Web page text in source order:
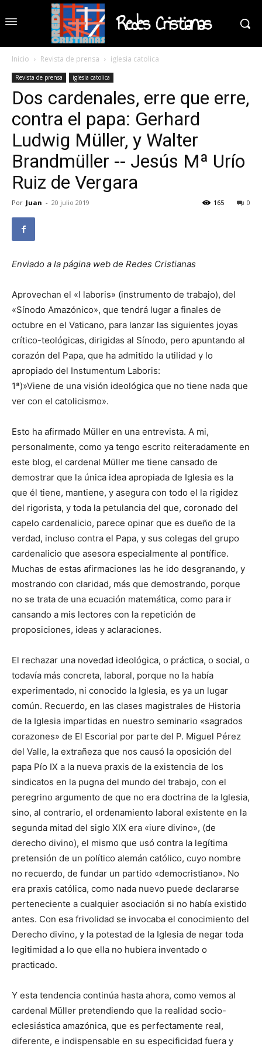
Redes Cristianas
Inicio Revista de prensa iglesia catolica
Revista de prensa iglesia catolica
Dos cardenales, erre que erre,
contra el papa: Gerhard
Ludwig Müller, y Walter
Brandmüller -- Jesús Mª Urío
Ruiz de Vergara
Por Juan - 20 julio 2019 0
165
Enviado a la página web de Redes Cristianas
Aprovechan el «I laboris» (instrumento de trabajo), del
«Sínodo Amazónico», que tendrá lugar a finales de
octubre en el Vaticano, para lanzar las siguientes joyas
crítico-teológicas, dirigidas al Sínodo, pero apuntando al
corazón del Papa, que ha admitido la utilidad y lo
apropiado del Instumentum Laboris:
1ª)»Viene de una visión ideológica que no tiene nada que
ver con el catolicismo».
Esto ha afirmado Müller en una entrevista. A mi,
personalmente, como ya tengo escrito reiteradamente en
este blog, el cardenal Müller me tiene cansado de
demostrar que la única idea apropiada de Iglesia es la
que él tiene, mantiene, y asegura con todo el la rigidez
del rigorista, y toda la petulancia del que, coronado del
capelo cardenalicio, parece opinar que es dueño de la
verdad, incluso contra el Papa, y sus colegas del grupo
cardenalicio que asesora especialmente al pontífice.
Muchas de estas afirmaciones las he ido desgranando, y
mostrando con claridad, más que demostrando, porque
no se trata de una ecuación matemática, como para ir
cansando a mis lectores con la repetición de
proposiciones, ideas y aclaraciones.
El rechazar una novedad ideológica, o práctica, o social, o
todavía más concreta, laboral, porque no la había
experimentado, ni conocido la Iglesia, es ya un lugar
común. Recuerdo, en las clases magistrales de Historia
de la Iglesia impartidas en nuestro seminario «sagrados
corazones» de El Escorial por parte del P. Miguel Pérez
del Valle, la extrañeza que nos causó la oposición del
papa Pío IX a la nueva praxis de la existencia de los
sindicatos en la pugna del mundo del trabajo, con el
peregrino argumento de que no era doctrina de la Iglesia,
sino, al contrario, el ordenamiento laboral existente en la
segunda mitad del siglo XIX era «iure divino», (de
derecho divino), el mismo que usó contra la legítima
pretensión de un político alemán católico, cuyo nombre
no recuerdo, de fundar un partido «democristiano». No
era praxis católica, como nada nuevo puede declararse
perteneciente a cualquier asociación si no había existido
antes. Con esa frivolidad se invocaba el conocimiento del
Derecho divino, y la potestad de la Iglesia de negar toda
legitimidad a lo que ella no hubiera inventado o
practicado.
Y esta tendencia continúa hasta ahora, como vemos al
cardenal Müller pretendiendo que la realidad socio-
eclesiástica amazónica, que es perfectamente real,
diferente, e indispensable en su especificidad fuera y